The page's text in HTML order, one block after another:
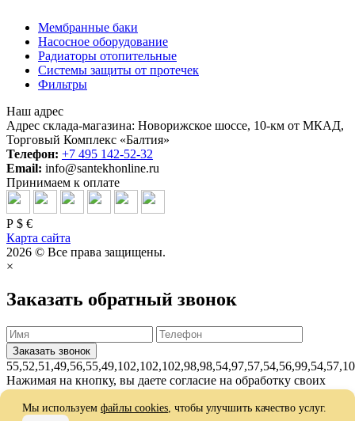
Мембранные баки
Насосное оборудование
Радиаторы отопительные
Системы защиты от протечек
Фильтры
Наш адрес
Адрес склада-магазина: Новорижское шоссе, 10-км от МКАД,
Торговый Комплекс «Балтия»
Телефон: +7 495 142-52-32
Email: info@santekhonline.ru
Принимаем к оплате
Р $ €
Карта сайта
2026 © Все права защищены.
Мы используем файлы cookies, чтобы улучшить качество услуг.
×
Заказать обратный звонок
Нажимая на кнопку, вы даете согласие на обработку своих
персональных данных и соглашаетесь с
конфиденциальности